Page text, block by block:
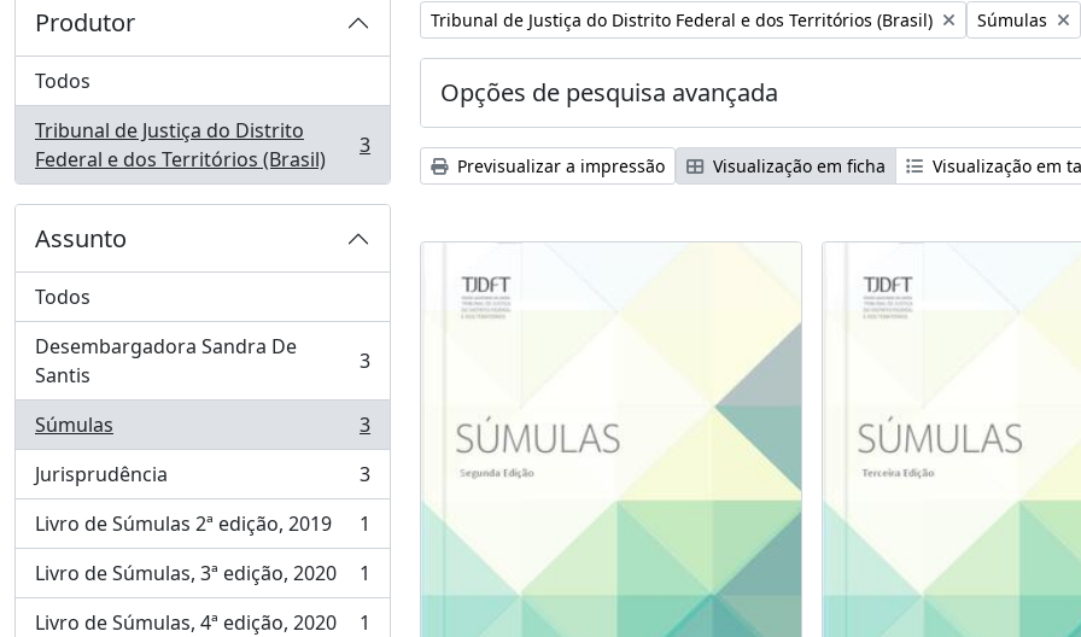
Produtor
Todos
Tribunal de Justiça do Distrito
Federal e dos Territórios (Brasil)
, 3 resultados 3
Assunto
Todos
Desembargadora Sandra De
Santis
, 3 resultados 3
Súmulas
, 3 resultados
3
Jurisprudência
, 3 resultados
3
Livro de Súmulas 2ª edição, 2019
, 1 resultados
1
Livro de Súmulas, 3ª edição, 2020
, 1 resultados
1
Livro de Súmulas, 4ª edição, 2020
1
Remover filtro:
Tribunal de Justiça do Distrito Federal e dos Territórios (Brasil) Remover
Súmulas
Opções de pesquisa avançada
Previsualizar a impressão Visualização em ficha
Visualização em